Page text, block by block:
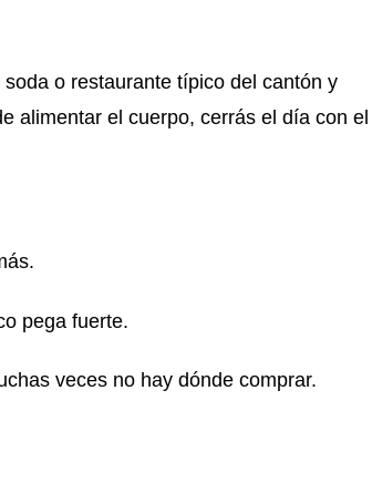
o restaurante típico del cantón y
alimentar el cuerpo, cerrás el día con el
pega fuerte.
veces no hay dónde comprar.